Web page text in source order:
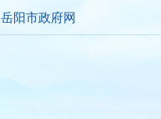
岳阳市政府网